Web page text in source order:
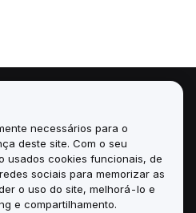
necessários para o
deste site. Com o seu
usados cookies funcionais, de
sociais para memorizar as
o uso do site, melhorá-lo e
e compartilhamento.